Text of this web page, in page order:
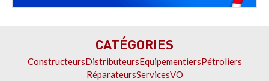
CATÉGORIES
ConstructeursDistributeursEquipementiersPétroliers
RéparateursServicesVO